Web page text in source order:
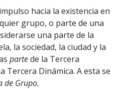
hacia la existencia en
grupo, o parte de una
una parte de la
la sociedad, la ciudad y la
partede la Tercera
Tercera Dinámica. A esta se
de Grupo.